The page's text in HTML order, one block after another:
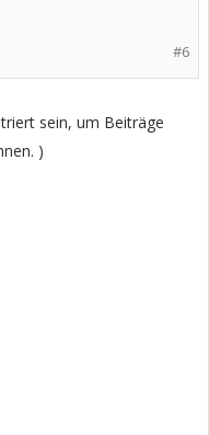
#6
sein, um Beiträge
)